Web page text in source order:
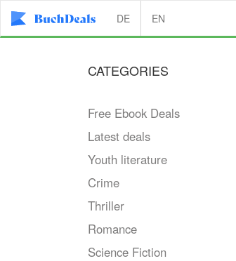
DE EN
CATEGORIES
Free Ebook Deals
Latest deals
Youth literature
Crime
Thriller
Romance
Science Fiction